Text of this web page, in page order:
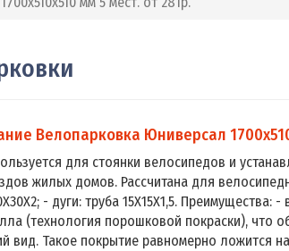
Велопарковка Юниверсал
для стоянки велосипедов и
жилых домов. Рассчитана для
- дуги: труба 15Х15Х1,5. Преимущества:
(технология порошковой покраски), что
вид. Такое покрытие равномерно ложится